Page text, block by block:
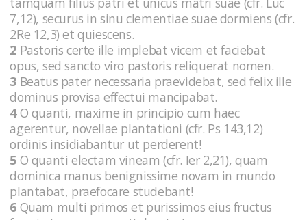
7,12), securus in sinu clementiae suae dormiens (cfr.
2Re 12,3) et quiescens.
2 Pastoris certe ille implebat vicem et faciebat
opus, sed sancto viro pastoris reliquerat nomen.
3 Beatus pater necessaria praevidebat, sed felix ille
dominus provisa effectui mancipabat.
4O quanti, maxime in principio cum haec
agerentur, novellae plantationi (cfr. Ps 143,12)
ordinis insidiabantur ut perderent!
5 O quanti electam vineam (cfr. Ier 2,21), quam
dominica manus benignissime novam in mundo
plantabat, praefocare studebant!
6 Quam multi primos et purissimos eius fructus